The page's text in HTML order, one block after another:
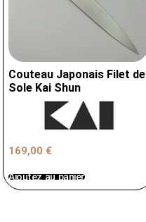
Couteau Japonais Filet de
Sole Kai Shun
169,00 €
Ajoutez au panier